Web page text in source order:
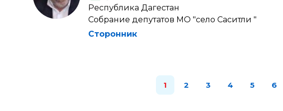
Республика Дагестан
Собрание депутатов МО "село Саситли "
Сторонник
1 2 3 4 5 6